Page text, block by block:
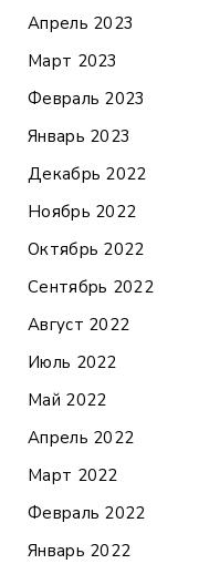
Апрель 2023
Март 2023
Февраль 2023
Январь 2023
Декабрь 2022
Ноябрь 2022
Октябрь 2022
Сентябрь 2022
Август 2022
Июль 2022
Май 2022
Апрель 2022
Март 2022
Февраль 2022
Январь 2022